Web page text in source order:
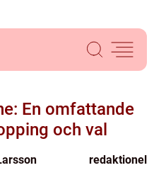
En omfattande
och val
redaktionel